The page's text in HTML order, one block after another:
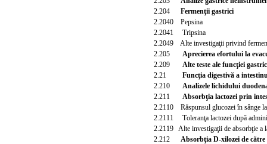
2.204 Fermenţii gastrici
2.2040 Pepsina
2.2041 Tripsina
2.2049 Alte investigaţii privind
2.205 Aprecierea efortului la
2.209 Alte teste ale funcţiei
2.21
Funcţia digestivă a
2.210 Analizele lichidului
2.211 Absorbţia lactozei prin
2.2110 Răspunsul glucozei în sânge la
2.2111 Toleranţa lactozei după
2.2119 Alte investigaţii de absorbţie a
2.212 Absorbţia D-xilozei de